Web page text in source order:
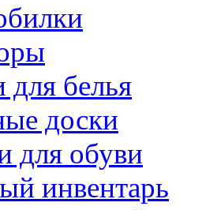
белья
доски
для обуви
инвентарь